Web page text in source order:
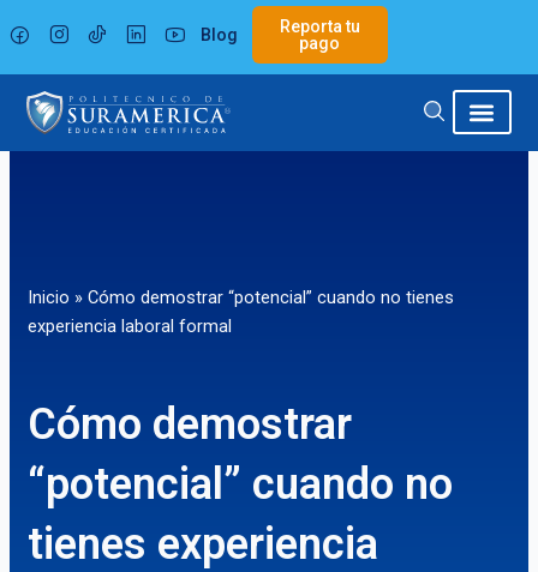
al
contenido
Blog
Reporta tu
pago
Inicio » Cómo demostrar “potencial” cuando no tienes
experiencia laboral formal
Cómo demostrar
“potencial” cuando no
tienes experiencia